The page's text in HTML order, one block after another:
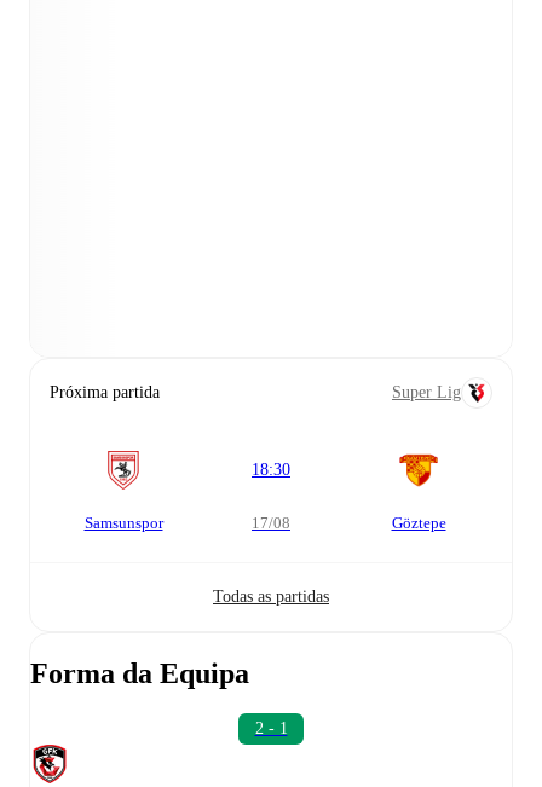
Próxima partida Super Lig
Samsunspor
18:30
17/08 Göztepe
Todas as partidas
Forma da Equipa
2 - 1